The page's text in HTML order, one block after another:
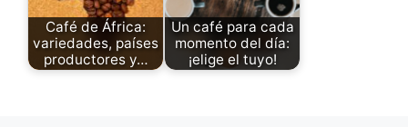
Café de África:
variedades, países
productores y…
Un café para cada
momento del día:
¡elige el tuyo!